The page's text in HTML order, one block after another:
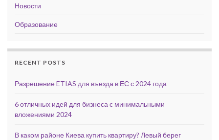
Новости
Образование
RECENT POSTS
Разрешение ETIAS для въезда в ЕС с 2024 года
6 отличных идей для бизнеса с минимальными
вложениями 2024
В каком районе Киева купить квартиру? Левый берег